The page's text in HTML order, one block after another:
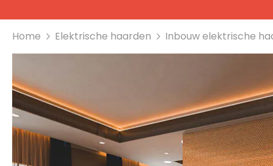
Home
Elektrische haarden Inbouw elektrische
naar
het
einde
van
de
afbeeldingen-